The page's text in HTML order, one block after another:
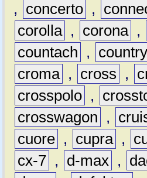
,
concerto ,
corolla , corona ,
countach
, country
croma , cross ,
crosspolo ,
crosswagon
,
cuore , cupra ,
cx-7 , d-max ,